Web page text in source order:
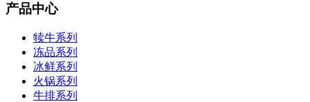
产品中心
犊牛系列
冻品系列
冰鲜系列
火锅系列
牛排系列